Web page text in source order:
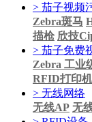
> 茄子视频
Zebra斑马
描枪 欣技
> 茄子免费
Zebra 工业
RFID打印机
> 无线网络
无线AP 无